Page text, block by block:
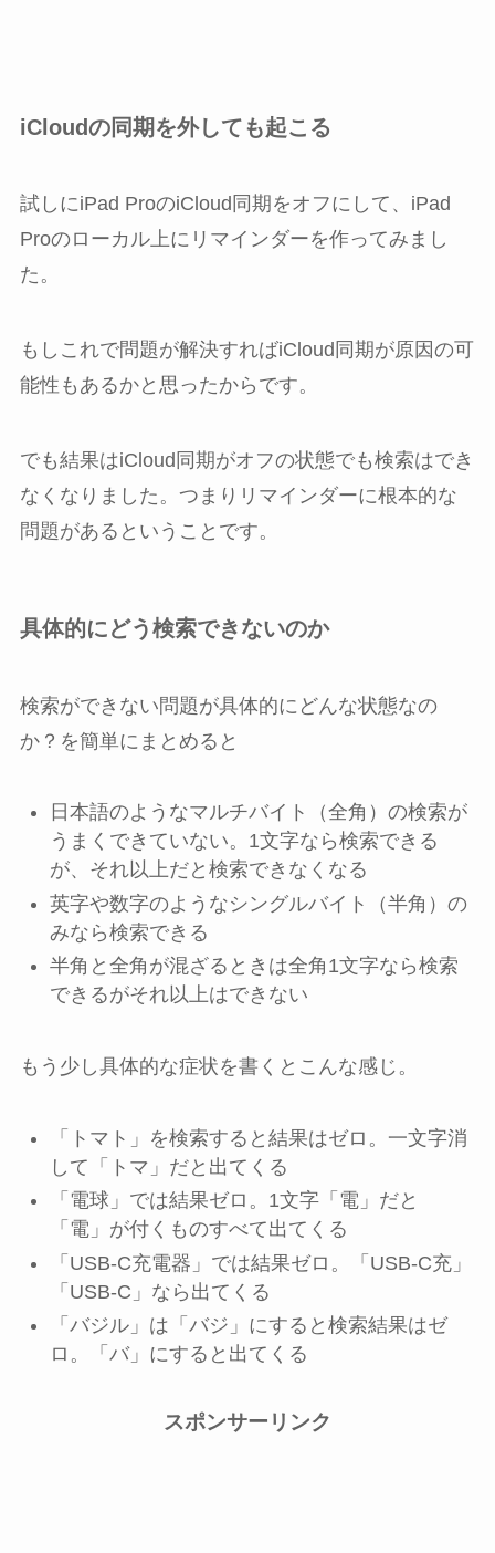
iCloudの同期を外しても起こる
試しにiPad ProのiCloud同期をオフにして、iPad
Proのローカル上にリマインダーを作ってみまし
た。
もしこれで問題が解決すればiCloud同期が原因の可
能性もあるかと思ったからです。
でも結果はiCloud同期がオフの状態でも検索はでき
なくなりました。つまりリマインダーに根本的な
問題があるということです。
具体的にどう検索できないのか
検索ができない問題が具体的にどんな状態なの
か？を簡単にまとめると
日本語のようなマルチバイト（全角）の検索が
うまくできていない。1文字なら検索できる
が、それ以上だと検索できなくなる
英字や数字のようなシングルバイト（半角）の
みなら検索できる
半角と全角が混ざるときは全角1文字なら検索
できるがそれ以上はできない
もう少し具体的な症状を書くとこんな感じ。
「トマト」を検索すると結果はゼロ。一文字消
して「トマ」だと出てくる
「電球」では結果ゼロ。1文字「電」だと
「電」が付くものすべて出てくる
「USB-C充電器」では結果ゼロ。「USB-C充」
「USB-C」なら出てくる
「バジル」は「バジ」にすると検索結果はゼ
ロ。「バ」にすると出てくる
スポンサーリンク